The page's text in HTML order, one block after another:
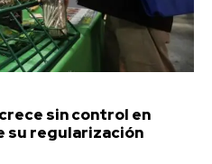
sin control en
su regularización